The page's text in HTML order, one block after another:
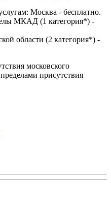
Москва - бесплатно.
МКАД (1 категория*) -
области (2 категория*) -
московского
присутствия